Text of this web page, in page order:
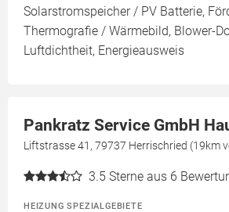
Solarstromspeicher / PV Batterie,
Thermografie / Wärmebild, Blower-
Luftdichtheit, Energieausweis
Pankratz Service GmbH
Liftstrasse 41, 79737 Herrischried (19km
3.5 Sterne aus 6
HEIZUNG SPEZIALGEBIETE